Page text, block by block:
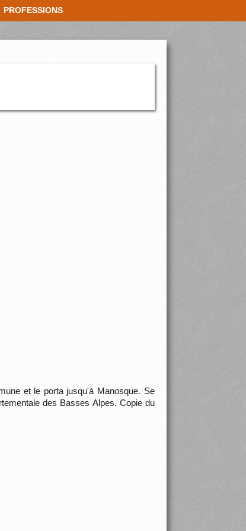
PROFESSIONS
et le porta jusqu'à Manosque. Se
des Basses Alpes. Copie du